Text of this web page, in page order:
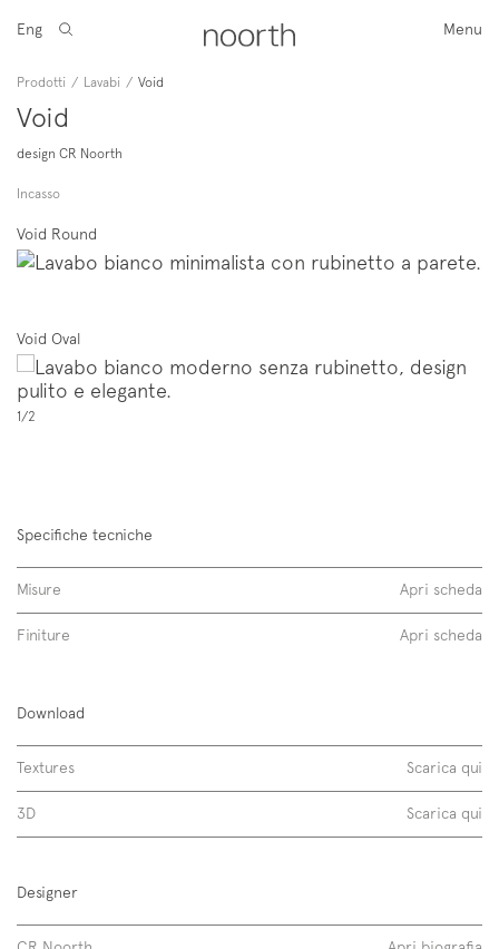
Menu
Eng
Prodotti / Lavabi / Void
Void
design CR Noorth
Incasso
Void Round
Void Oval
1/2
Specifiche tecniche
Misure Apri scheda
Finiture Apri scheda
milltek solid
milltek gel color
Download
Textures Scarica qui
3D Scarica qui
Designer